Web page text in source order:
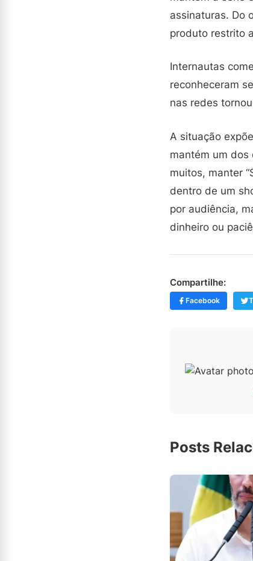
assinaturas. Do
produto restrito
Internautas
reconheceram
nas redes
A situação
mantém um dos
muitos, manter
dentro de um
por audiência,
dinheiro ou
Compartilhe:
Facebook
Posts